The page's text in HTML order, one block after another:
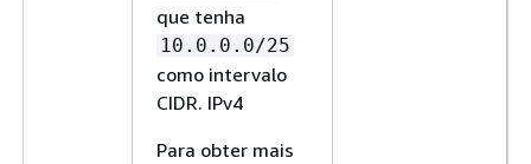
que tenha
10.0.0.0/25
como intervalo
CIDR. IPv4
Para obter mais